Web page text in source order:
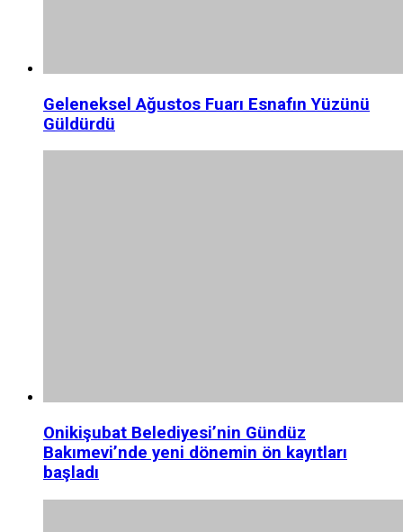
Geleneksel Ağustos Fuarı Esnafın Yüzünü
Güldürdü
Onikişubat Belediyesi’nin Gündüz
Bakımevi’nde yeni dönemin ön kayıtları
başladı